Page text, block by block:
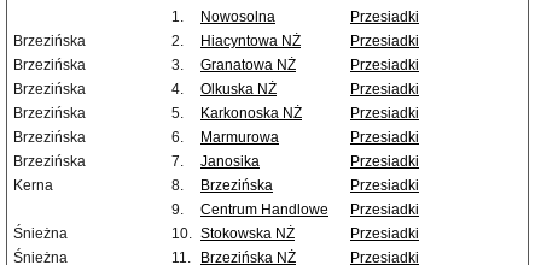
1.
Nowosolna
Przesiadki
Brzezińska
2. Hiacyntowa NŻ
Przesiadki
Brzezińska
3. Granatowa NŻ
Przesiadki
Brzezińska
4. Olkuska NŻ
Przesiadki
Brzezińska
5. Karkonoska NŻ
Przesiadki
Brzezińska
6. Marmurowa
Przesiadki
Brzezińska
7. Janosika
Przesiadki
Kerna
8. Brzezińska
Przesiadki
9.
Centrum Handlowe
Przesiadki
Śnieżna
10. Stokowska NŻ
Przesiadki
Śnieżna
11. Brzezińska NŻ Przesiadki